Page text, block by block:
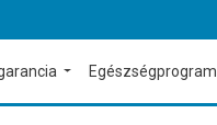
Egészségprogram